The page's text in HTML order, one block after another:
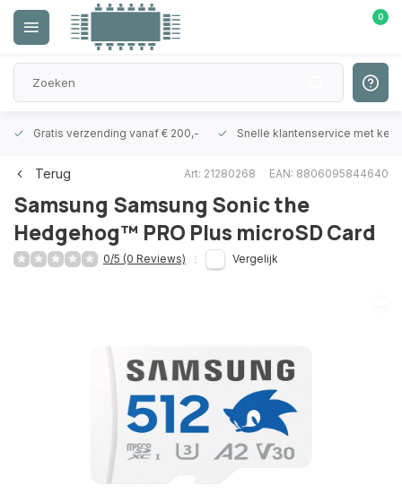
0
Gratis verzending vanaf € 200,- Snelle klantenservice met
Terug Art: 21280268 EAN: 8806095844640
Samsung Samsung Sonic the
Hedgehog™ PRO Plus microSD Card
0/5 (0 Reviews) Vergelijk